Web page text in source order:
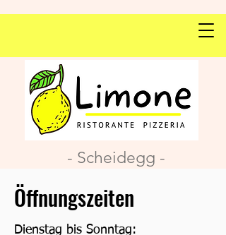
- Scheidegg -
Öffnungszeiten
Dienstag bis Sonntag: